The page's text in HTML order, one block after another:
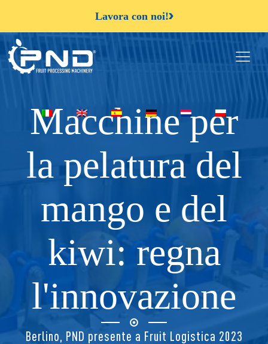
Lavora con noi!
Macchine per
la pelatura del
mango e del
kiwi: regna
l'innovazione
Berlino, PND presente a Fruit Logistica 2023